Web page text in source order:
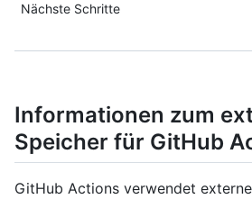
Nächste Schritte
Informationen zum
Speicher für GitHub
GitHub Actions verwendet